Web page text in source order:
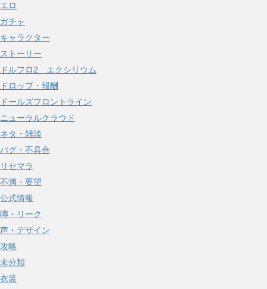
エロ
ガチャ
キャラクター
ストーリー
ドルフロ2 エクシリウム
ドロップ・報酬
ドールズフロントライン
ニューラルクラウド
ネタ・雑談
バグ・不具合
リセマラ
不満・要望
公式情報
噂・リーク
声・デザイン
攻略
未分類
衣装